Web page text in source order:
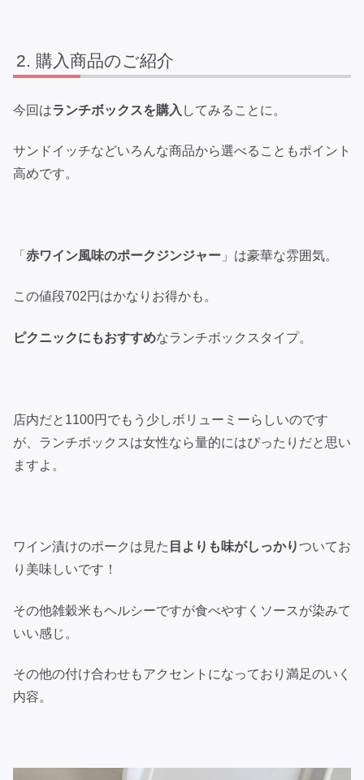
購入商品のご紹介
今回はランチボックスを購入 してみることに。
サンドイッチなどいろんな商品から選べることもポイント
高めです。
「 赤ワイン風味のポークジンジャー 」は豪華な雰囲気。
この値段702円はかなりお得かも。
ピクニックにもおすすめなランチボックスタイプ。
店内だと1100円でもう少しボリューミーらしいのです
が、ランチボックスは女性なら量的にはぴったりだと思い
ますよ。
ワイン漬けのポークは見た 目よりも味がしっかりついてお
り美味しいです！
その他雑穀米もヘルシーですが食べやすくソースが染みて
いい感じ。
その他の付け合わせもアクセントになっており満足のいく
内容。